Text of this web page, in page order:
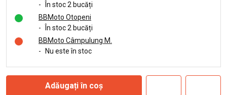
-
În stoc 2 bucăți
BBMoto Otopeni
-
În stoc 2 bucăți
BBMoto Câmpulung M.
-
Nu este în stoc
Adăugați în coș